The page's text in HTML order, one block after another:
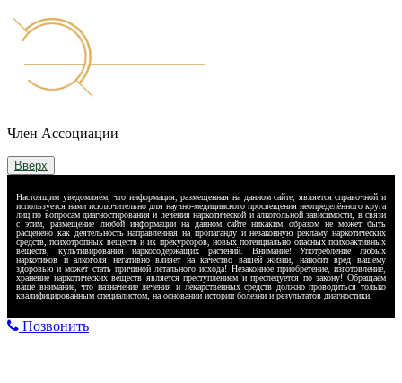
Член Ассоциации
Вверх
Настоящим уведомляем, что информация, размещенная на данном сайте, является справочной и
используется нами исключительно для научно-медицинского просвещения неопределённого круга
лиц по вопросам диагностирования и лечения наркотической и алкогольной зависимости, в связи
с этим, размещение любой информации на данном сайте никаким образом не может быть
расценено как деятельность направленная на пропаганду и незаконную рекламу наркотических
средств, психотропных веществ и их прекурсоров, новых потенциально опасных психоактивных
веществ, культивирования наркосодержащих растений. Внимание! Употребление любых
наркотиков и алкоголя негативно влияет на качество вашей жизни, наносит вред вашему
здоровью и может стать причиной летального исхода! Незаконное приобретение, изготовление,
хранение наркотических веществ является преступлением и преследуется по закону! Обращаем
ваше внимание, что назначение лечения и лекарственных средств должно проводиться только
квалифицированным специалистом, на основании истории болезни и результатов диагностики.
Позвонить